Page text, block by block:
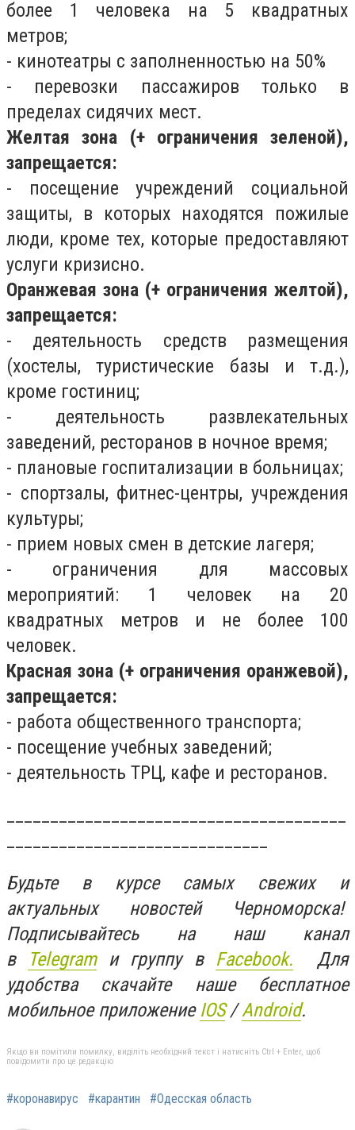
более 1 человека на 5 квадратных
метров;
- кинотеатры с заполненностью на 50%
- перевозки пассажиров только в
пределах сидячих мест.
Желтая зона (+ ограничения зеленой),
запрещается:
- посещение учреждений социальной
защиты, в которых находятся пожилые
люди, кроме тех, которые предоставляют
услуги кризисно.
Оранжевая зона (+ ограничения желтой),
запрещается:
- деятельность средств размещения
(хостелы, туристические базы и т.д.),
кроме гостиниц;
- деятельность развлекательных
заведений, ресторанов в ночное время;
- плановые госпитализации в больницах;
- спортзалы, фитнес-центры, учреждения
культуры;
- прием новых смен в детские лагеря;
- ограничения для массовых
мероприятий: 1 человек на 20
квадратных метров и не более 100
человек.
Красная зона (+ ограничения оранжевой),
запрещается:
- работа общественного транспорта;
- посещение учебных заведений;
- деятельность ТРЦ, кафе и ресторанов.
Будьте в курсе самых свежих и
актуальных новостей Черноморска!
Подписывайтесь на наш канал
в
Telegramи группу в Facebook. Для
удобства скачайте наше бесплатное
мобильное приложение IOS/Android.
Якщо ви помітили помилку, виділіть необхідний текст і натисніть Ctrl + Enter, щоб
повідомити про це редакцію
#коронавирус #карантин #Одесская область